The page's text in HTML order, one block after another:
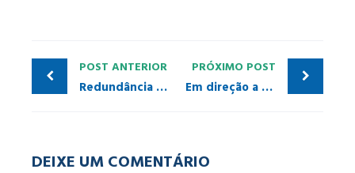
POST ANTERIOR
Redundância R1 para S7-1500H e ET 200SP
PRÓXIMO POST
Em direção a uma programação de robôs simplificada
DEIXE UM COMENTÁRIO